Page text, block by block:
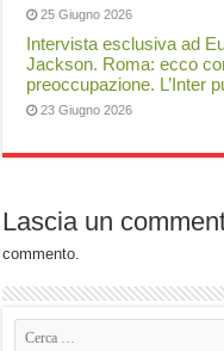
25 Giugno 2026
Intervista esclusiva ad
Jackson. Roma: ecco
preoccupazione. L’Inter
23 Giugno 2026
Lascia un
commento.